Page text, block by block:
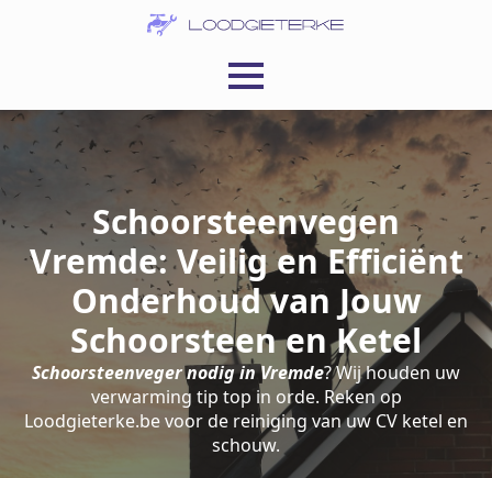
Schoorsteenvegen
Vremde: Veilig en Efficiënt
Onderhoud van Jouw
Schoorsteen en Ketel
Schoorsteenveger nodig in Vremde? Wij houden uw
verwarming tip top in orde. Reken op
Loodgieterke.be voor de reiniging van uw CV ketel en
schouw.